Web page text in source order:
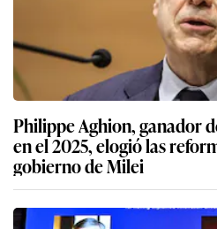
Philippe Aghion, ganador
en el 2025, elogió las
gobierno de Milei